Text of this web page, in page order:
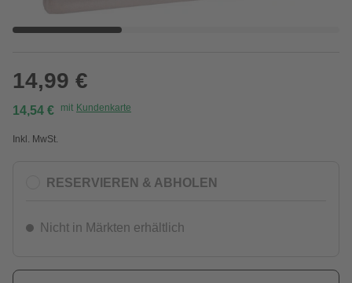
14,99 €
14,54 € mit Kundenkarte
Inkl. MwSt.
RESERVIEREN & ABHOLEN
Nicht in Märkten erhältlich